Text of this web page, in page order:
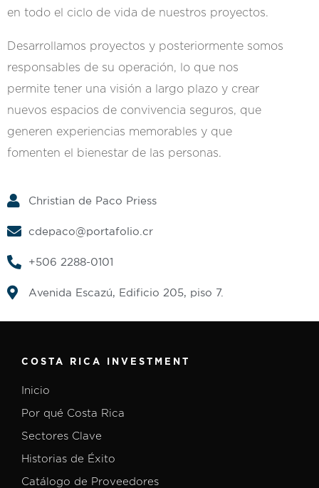
en todo el ciclo de vida de nuestros proyectos.
Desarrollamos proyectos y posteriormente somos
responsables de su operación, lo que nos
permite tener una visión a largo plazo y crear
nuevos espacios de convivencia seguros, que
generen experiencias memorables y que
fomenten el bienestar de las personas.
Christian de Paco Priess
cdepaco@portafolio.cr
+506 2288-0101
Avenida Escazú, Edificio 205, piso 7.
COSTA RICA INVESTMENT
Inicio
Por qué Costa Rica
Sectores Clave
Historias de Éxito
Catálogo de Proveedores